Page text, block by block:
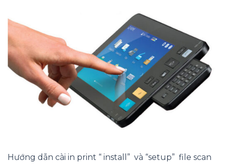
Hướng dẫn cài in print “ install” và “setup” file scan